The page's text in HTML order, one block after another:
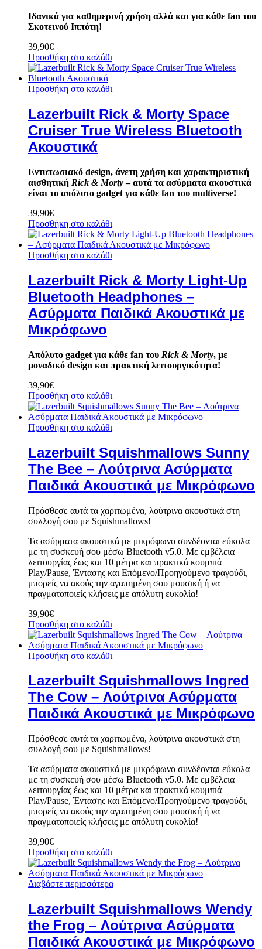
Ιδανικά για καθημερινή χρήση αλλά και για κάθε fan του
Σκοτεινού Ιππότη!
39,90€
Προσθήκη στο καλάθι
Προσθήκη στο καλάθι
Lazerbuilt Rick & Morty Space
Cruiser True Wireless Bluetooth
Ακουστικά
Εντυπωσιακό design, άνετη χρήση και χαρακτηριστική
αισθητική Rick & Morty– αυτά τα ασύρματα ακουστικά
είναι το απόλυτο gadget για κάθε fan του multiverse!
39,90€
Προσθήκη στο καλάθι
Προσθήκη στο καλάθι
Lazerbuilt Rick & Morty Light-Up
Bluetooth Headphones –
Ασύρματα Παιδικά Ακουστικά με
Μικρόφωνο
Απόλυτο gadget για κάθε fan του Rick & Morty, με
μοναδικό design και πρακτική λειτουργικότητα!
39,90€
Προσθήκη στο καλάθι
Προσθήκη στο καλάθι
Lazerbuilt Squishmallows Sunny
The Bee – Λούτρινα Ασύρματα
Παιδικά Ακουστικά με Μικρόφωνο
Πρόσθεσε αυτά τα χαριτωμένα, λούτρινα ακουστικά στη
συλλογή σου με Squishmallows!
Τα ασύρματα ακουστικά με μικρόφωνο συνδέονται εύκολα
με τη συσκευή σου μέσω Bluetooth v5.0. Με εμβέλεια
λειτουργίας έως και 10 μέτρα και πρακτικά κουμπιά
Play/Pause, Έντασης και Επόμενο/Προηγούμενο τραγούδι,
μπορείς να ακούς την αγαπημένη σου μουσική ή να
πραγματοποιείς κλήσεις με απόλυτη ευκολία!
39,90€
Προσθήκη στο καλάθι
Προσθήκη στο καλάθι
Lazerbuilt Squishmallows Ingred
The Cow – Λούτρινα Ασύρματα
Παιδικά Ακουστικά με Μικρόφωνο
Πρόσθεσε αυτά τα χαριτωμένα, λούτρινα ακουστικά στη
συλλογή σου με Squishmallows!
Τα ασύρματα ακουστικά με μικρόφωνο συνδέονται εύκολα
με τη συσκευή σου μέσω Bluetooth v5.0. Με εμβέλεια
λειτουργίας έως και 10 μέτρα και πρακτικά κουμπιά
Play/Pause, Έντασης και Επόμενο/Προηγούμενο τραγούδι,
μπορείς να ακούς την αγαπημένη σου μουσική ή να
πραγματοποιείς κλήσεις με απόλυτη ευκολία!
39,90€
Προσθήκη στο καλάθι
Διαβάστε περισσότερα
Lazerbuilt Squishmallows Wendy
the Frog – Λούτρινα Ασύρματα
Παιδικά Ακουστικά με Μικρόφωνο